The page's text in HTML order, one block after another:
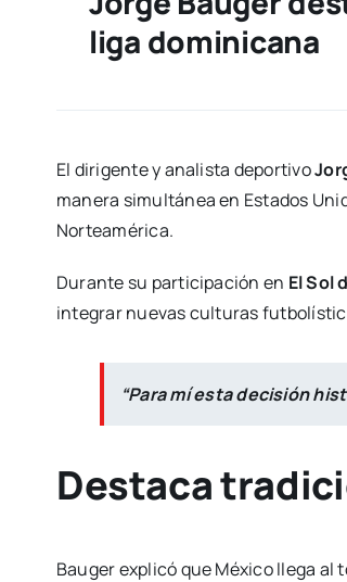
liga dominicana
El dirigente y analista deportivo
manera simultánea en Estados
Norteamérica.
Durante su participación en El Sol
integrar nuevas culturas
“Para mí esta decisión
Destaca
Bauger explicó que México llega al